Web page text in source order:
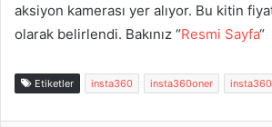
aksiyon kamerası yer alıyor. Bu kitin
olarak belirlendi. Bakınız “Resmi Sayfa“
Etiketler insta360 insta360oner